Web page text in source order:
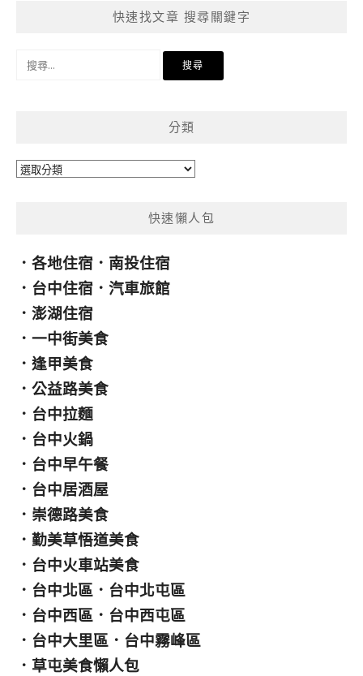
快速找文章 搜尋關鍵字
分類
分
快速懶人包
． 各地住宿 ． 南投住宿
． 台中住宿 ． 汽車旅館
． 澎湖住宿
． 一中街美食
． 逢甲美食
． 公益路美食
． 台中拉麵
． 台中火鍋
． 台中早午餐
． 台中居酒屋
． 崇德路美食
． 勤美草悟道美食
． 台中火車站美食
． 台中北區 ． 台中北屯區
． 台中西區 ． 台中西屯區
． 台中大里區 ． 台中霧峰區
． 草屯美食懶人包